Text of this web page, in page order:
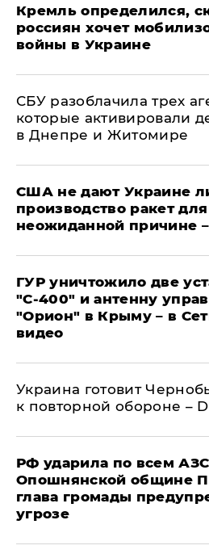
Кремль определился,
россиян хочет
войны в Украине
СБУ разоблачила трех
которые активировали
в Днепре и Житомире
США не дают Украине
производство ракет
неожиданной причине
ГУР уничтожило две
"С‑400" и антенну
"Орион" в Крыму – в
видео
Украина готовит
к повторной обороне –
РФ ударила по всем
Опошнянской общине
глава громады
угрозе